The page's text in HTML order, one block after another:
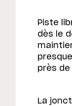
Piste
dès le
près de
La